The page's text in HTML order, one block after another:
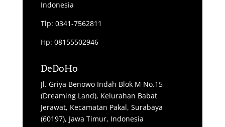
Indonesia
Tlp: 0341-7562811
Hp: 08155502946
DeDoHo
Jl. Griya Benowo Indah Blok M No.15
(Dreaming Land), Kelurahan Babat
Jerawat, Kecamatan Pakal, Surabaya
(60197), Jawa Timur, Indonesia